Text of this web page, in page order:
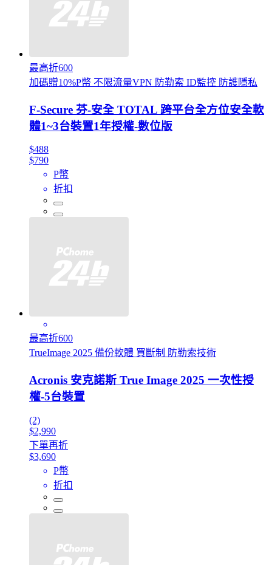
最高折600
加碼贈10%P幣 不限流量VPN 防勒索 ID監控 防護隱私
F-Secure 芬-安全 TOTAL 跨平台全方位安全軟
體1~3台裝置1年授權-數位版
$488
$790
P幣
折扣
最高折600
TrueImage 2025 備份軟體 買斷制 防勒索技術
Acronis 安克諾斯 True Image 2025 一次性授
權-5台裝置
(2)
$2,990
下單再折
$3,690
P幣
折扣